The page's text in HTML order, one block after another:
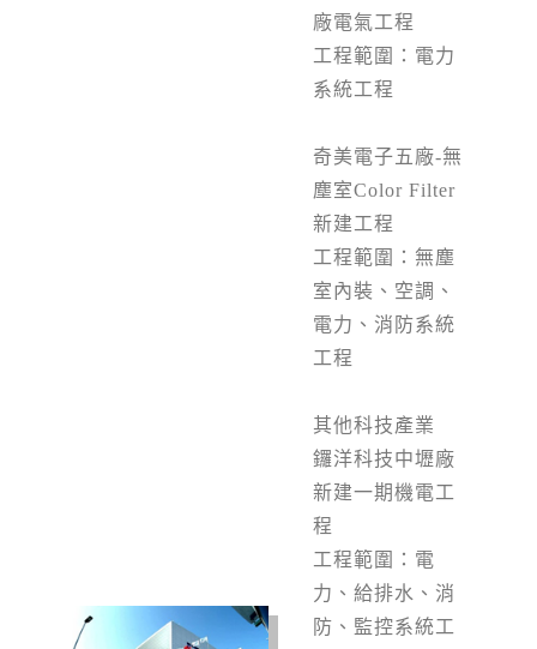
廠電氣工程
工程範圍：電力
系統工程
奇美電子五廠-無
塵室Color Filter
新建工程
工程範圍：無塵
室內裝、空調、
電力、消防系統
工程
其他科技產業
鑼洋科技中壢廠
新建一期機電工
程
工程範圍：電
力、給排水、消
防、監控系統工